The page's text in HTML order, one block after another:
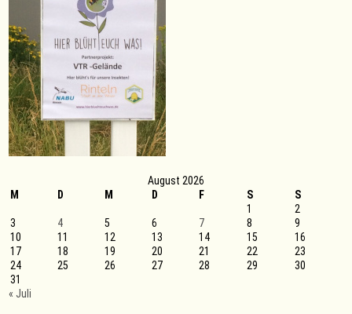
August 2026
M
D M D F S
S
1
2
3
4 5 6 7 8
9
10
11 12 13 14 15
16
17
18 19 20 21 22
23
24
25 26 27 28 29
30
31
« Juli